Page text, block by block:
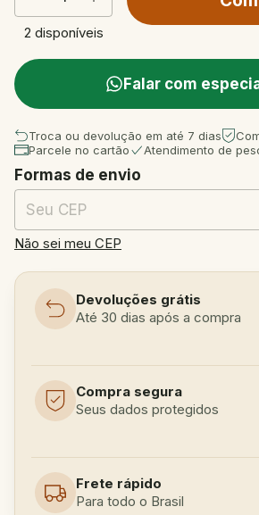
2 disponíveis
Falar com
Troca ou devolução em até 7 dias
Parcele no cartão
Atendimento de
Entregas para o CEP:
Formas de envio
Não sei meu CEP
Devoluções grátis
Até 30 dias após a compra
Compra segura
Seus dados protegidos
Frete rápido
Para todo o Brasil